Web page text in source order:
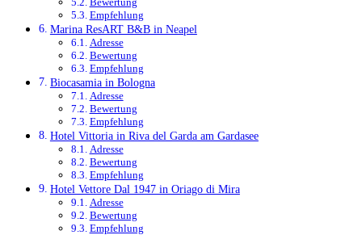
Empfehlung
Marina ResART B&B in Neapel
Adresse
Bewertung
Empfehlung
Biocasamia in Bologna
Adresse
Bewertung
Empfehlung
Hotel Vittoria in Riva del Garda am Gardasee
Adresse
Bewertung
Empfehlung
Hotel Vettore Dal 1947 in Oriago di Mira
Adresse
Bewertung
Empfehlung